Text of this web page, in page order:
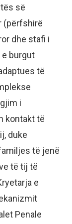
së
(përfshirë
dhe stafi i
e burgut
të
i
kontakt të
duke
të jenë
të tij të
e
Penale